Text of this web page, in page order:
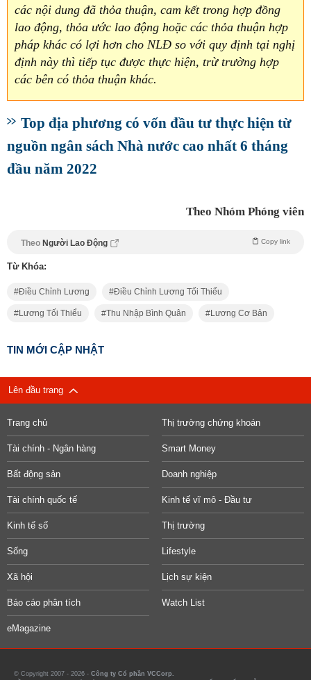
các nội dung đã thỏa thuận, cam kết trong hợp đồng
lao động, thỏa ước lao động hoặc các thỏa thuận hợp
pháp khác có lợi hơn cho NLĐ so với quy định tại nghị
định này thì tiếp tục được thực hiện, trừ trường hợp
các bên có thỏa thuận khác.
Top địa phương có vốn đầu tư thực hiện từ
nguồn ngân sách Nhà nước cao nhất 6 tháng
đầu năm 2022
Theo Nhóm Phóng viên
Theo Người Lao Động Copy link
Từ Khóa:
Điều Chỉnh Lương Điều Chỉnh Lương Tối Thiểu
Lương Tối Thiểu Thu Nhập Bình Quân Lương Cơ Bản
TIN MỚI CẬP NHẬT
Lên đầu trang
Trang chủ Thị trường chứng khoán
Tài chính - Ngân hàng Smart Money
Bất động sản Doanh nghiệp
Tài chính quốc tế Kinh tế vĩ mô - Đầu tư
Kinh tế số Thị trường
Sống Lifestyle
Xã hội Lịch sự kiện
Báo cáo phân tích Watch List
eMagazine
© Copyright 2007 - 2026 - Công ty Cổ phần VCCorp.